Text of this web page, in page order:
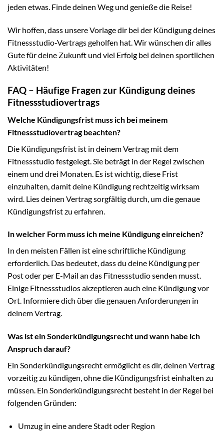
jeden etwas. Finde deinen Weg und genieße die Reise!
Wir hoffen, dass unsere Vorlage dir bei der Kündigung deines
Fitnessstudio-Vertrags geholfen hat. Wir wünschen dir alles
Gute für deine Zukunft und viel Erfolg bei deinen sportlichen
Aktivitäten!
FAQ – Häufige Fragen zur Kündigung deines
Fitnessstudiovertrags
Welche Kündigungsfrist muss ich bei meinem
Fitnessstudiovertrag beachten?
Die Kündigungsfrist ist in deinem Vertrag mit dem
Fitnessstudio festgelegt. Sie beträgt in der Regel zwischen
einem und drei Monaten. Es ist wichtig, diese Frist
einzuhalten, damit deine Kündigung rechtzeitig wirksam
wird. Lies deinen Vertrag sorgfältig durch, um die genaue
Kündigungsfrist zu erfahren.
In welcher Form muss ich meine Kündigung einreichen?
In den meisten Fällen ist eine schriftliche Kündigung
erforderlich. Das bedeutet, dass du deine Kündigung per
Post oder per E-Mail an das Fitnessstudio senden musst.
Einige Fitnessstudios akzeptieren auch eine Kündigung vor
Ort. Informiere dich über die genauen Anforderungen in
deinem Vertrag.
Was ist ein Sonderkündigungsrecht und wann habe ich
Anspruch darauf?
Ein Sonderkündigungsrecht ermöglicht es dir, deinen Vertrag
vorzeitig zu kündigen, ohne die Kündigungsfrist einhalten zu
müssen. Ein Sonderkündigungsrecht besteht in der Regel bei
folgenden Gründen:
Umzug in eine andere Stadt oder Region